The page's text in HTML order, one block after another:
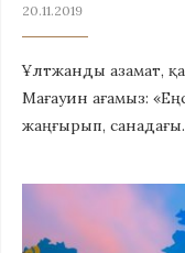
20.11.2019
Ұлтжанды азамат,
Мағауин ағамыз:
жаңғырып,